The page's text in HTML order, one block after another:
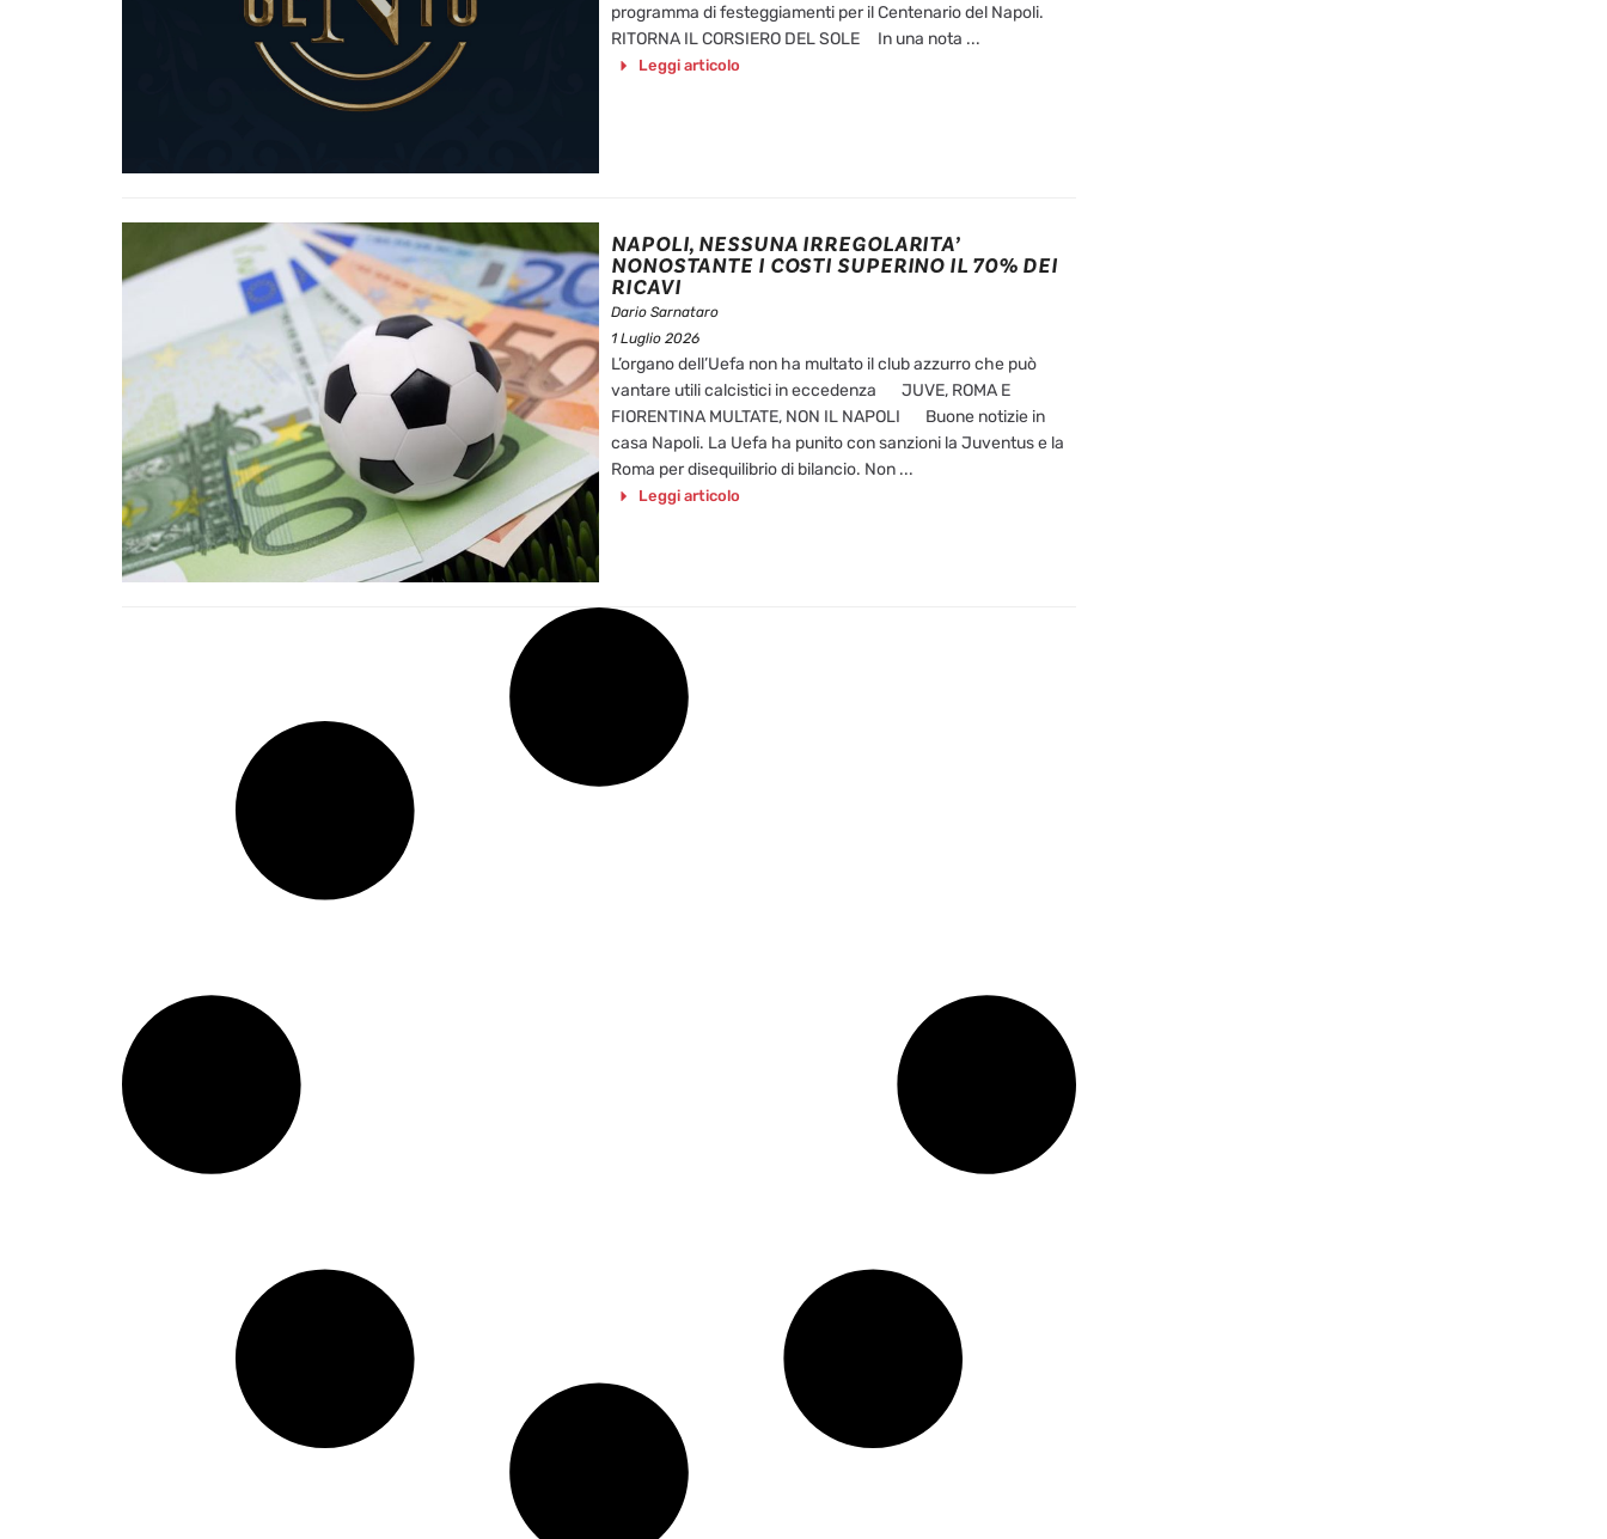
programma di festeggiamenti per il Centenario del Napoli.
RITORNA IL CORSIERO DEL SOLE In una nota ...
Leggi articolo
NAPOLI, NESSUNA IRREGOLARITA’
NONOSTANTE I COSTI SUPERINO IL 70% DEI
RICAVI
Dario Sarnataro
1 Luglio 2026
L’organo dell’Uefa non ha multato il club azzurro che può
vantare utili calcistici in eccedenza JUVE, ROMA E
FIORENTINA MULTATE, NON IL NAPOLI Buone notizie in
casa Napoli. La Uefa ha punito con sanzioni la Juventus e la
Roma per disequilibrio di bilancio. Non ...
Leggi articolo